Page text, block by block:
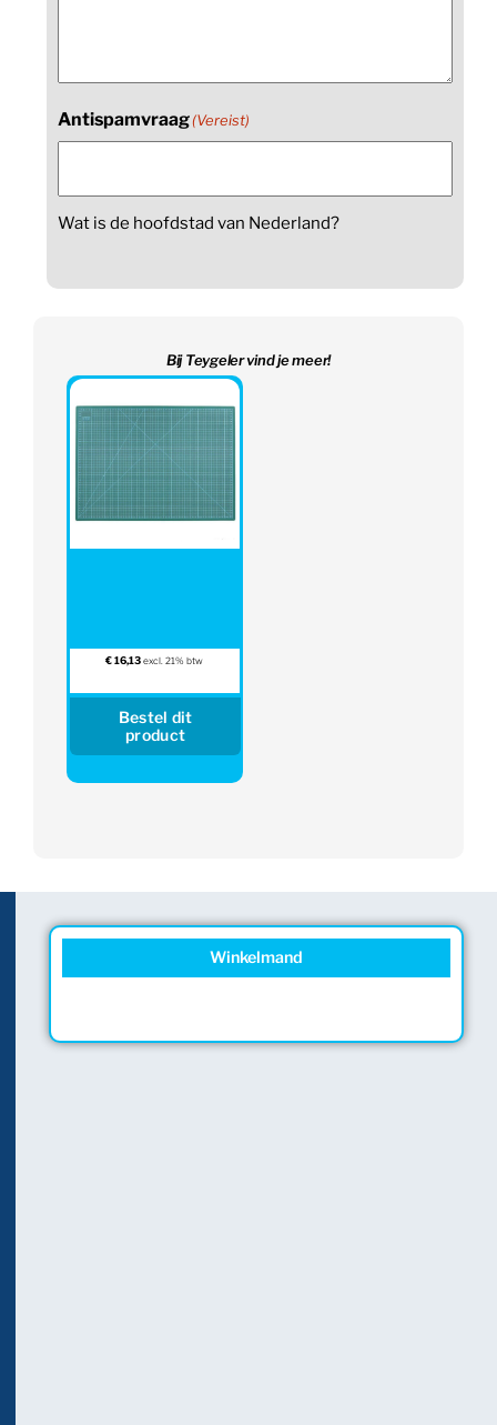
Antispamvraag(Vereist)
Wat is de hoofdstad van Nederland?
Bij Teygeler vind je meer!
€16,13 excl. 21% btw
Bestel dit
product
Winkelmand